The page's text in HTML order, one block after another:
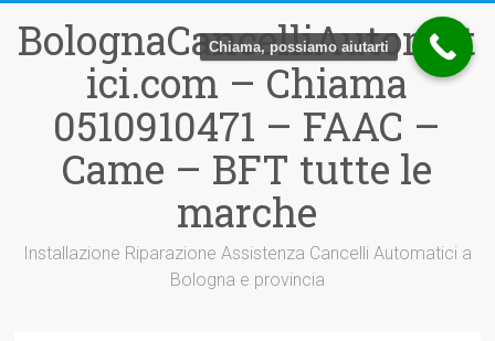
contenuto
BolognaCancelliAutomat
ici.com – Chiama
0510910471 – FAAC –
Came – BFT tutte le
marche
Installazione Riparazione Assistenza Cancelli Automatici a
Bologna e provincia
Chiama, possiamo aiutarti